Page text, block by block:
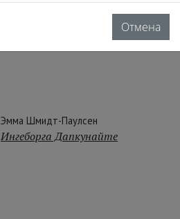
Эмма Шмидт-Паулсен
Ингеборга Дапкунайте
Отмена